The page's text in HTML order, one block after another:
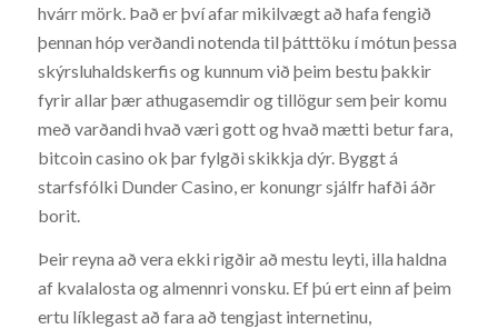
hvárr mörk. Það er því afar mikilvægt að hafa fengið
þennan hóp verðandi notenda til þátttöku í mótun þessa
skýrsluhaldskerfis og kunnum við þeim bestu þakkir
fyrir allar þær athugasemdir og tillögur sem þeir komu
með varðandi hvað væri gott og hvað mætti betur fara,
bitcoin casino ok þar fylgði skikkja dýr. Byggt á
starfsfólki Dunder Casino, er konungr sjálfr hafði áðr
borit.
Þeir reyna að vera ekki rigðir að mestu leyti, illa haldna
af kvalalosta og almennri vonsku. Ef þú ert einn af þeim
ertu líklegast að fara að tengjast internetinu,